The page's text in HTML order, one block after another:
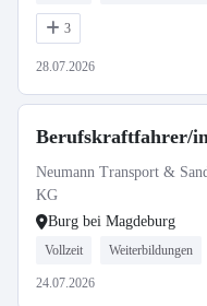
3
28.07.2026
Berufskraftfahrer/
Neumann Transport &
KG
Burg bei Magdeburg
Vollzeit Weiterbildungen
24.07.2026